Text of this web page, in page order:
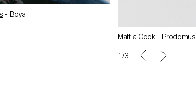
Jessy Bueno- Nimbe
- Boya
Charlotte Dubois
Mattia Cook- Prodomus
1/3